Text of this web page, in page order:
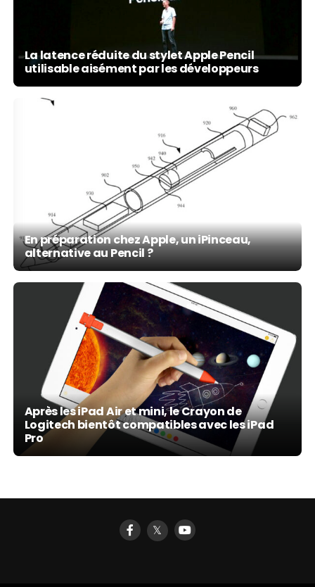
La latence réduite du stylet Apple Pencil
utilisable aisément par les développeurs
En préparation chez Apple, un iPinceau,
alternative au Pencil ?
Après les iPad Air et mini, le Crayon de
Logitech bientôt compatibles avec les iPad
Pro
𝕏